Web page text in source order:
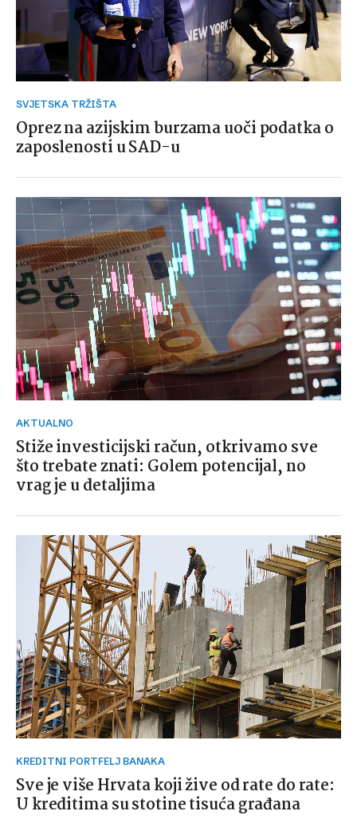
SVJETSKA TRŽIŠTA
Oprez na azijskim burzama uoči podatka o
zaposlenosti u SAD-u
AKTUALNO
Stiže investicijski račun, otkrivamo sve
što trebate znati: Golem potencijal, no
vrag je u detaljima
KREDITNI PORTFELJ BANAKA
Sve je više Hrvata koji žive od rate do rate:
U kreditima su stotine tisuća građana